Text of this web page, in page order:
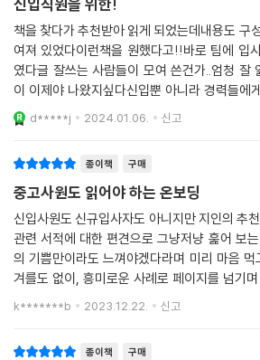
다면 누구나 당황하기 마련이다. 시간이 지나면
지 말자.
--- p.108
내가 무언가 잘못해서, 혹은 문제가 있어서 그
각은 이제 버리자. 나를 싫어하는 것은 그의 문
브 안중’으로 일관하자. 우리는 모두를 만족시킬
나를 싫어하는 두 명을 내 사람으로 만들기 위해
지 말자. 그 시간에 나를 좋아해주는 두 명에게
생활로 가는 지름길이 될 것이다.
--- p.161
되는 것이다.
주어지는 일이 만족스럽지 못할 때
새로운 회사에 합류하게 되었다는 것은 결과적
른 일을 시작하게 된다는 것이다. 경력직이라고
치 섬처럼 느껴지는 상태를 누구나 경험하게 된
잠깐이다. 곧 많은 일들이 쏟아질 것이다. 이때 일
일’, ‘귀찮은 일’, ‘일 같지도 않은 일’의 세 가지
하지 않아도 될 일을 결정한다. 그리고 하지 않
절’이 필요하다. ‘내가 고작 이런 일을 하려고 이
방어적인 태도가 아닌, 조직의 성과를 위해 더
이라는 사실을 어필해야 한다.
6개의 테마로 상황별 구체적 사례와 해결 방법
신입직원을 위한!
책을 찾다가 추천받아 읽게 되었는데내용도 구
여져 있었다이런책을 원했다고!!바로 팀에 입
였다글 잘쓰는 사람들이 모여 쓴건가..엄청 잘
이 이제야 나왔지싶다신입뿐 아니라 경력들에
길 추천한다.회사생활에 많은 도움이 되리라믿
d*****j 2024.01.06. 신고
종이책 구매
중고사원도 읽어야 하는 온보딩
신입사원도 신규입사자도 아니지만 지인의 추천으
관련 서적에 대한 편견으로 그냥저냥 훑어 보
의 기쁨만이라도 느껴야겠다라며 미리 마음 먹고 읽은 책.
겨를도 없이, 흥미로운 사례로 페이지를 넘기
유발과 동시에 주옥같은 인용구. 코칭 중 중고 사원 입장에서는 다소 당황
k*******b 2023.12.22. 신고
종이책 구매